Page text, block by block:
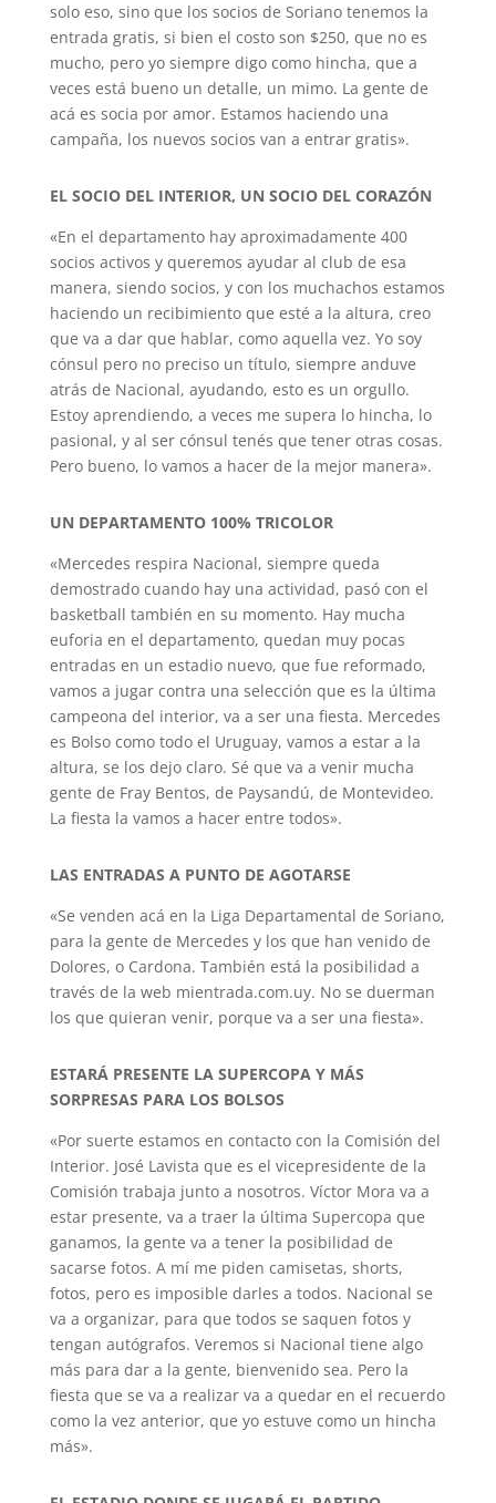
solo eso, sino que los socios de Soriano tenemos la
entrada gratis, si bien el costo son $250, que no es
mucho, pero yo siempre digo como hincha, que a
veces está bueno un detalle, un mimo. La gente de
acá es socia por amor. Estamos haciendo una
campaña, los nuevos socios van a entrar gratis».
EL SOCIO DEL INTERIOR, UN SOCIO DEL CORAZÓN
«En el departamento hay aproximadamente 400
socios activos y queremos ayudar al club de esa
manera, siendo socios, y con los muchachos estamos
haciendo un recibimiento que esté a la altura, creo
que va a dar que hablar, como aquella vez. Yo soy
cónsul pero no preciso un título, siempre anduve
atrás de Nacional, ayudando, esto es un orgullo.
Estoy aprendiendo, a veces me supera lo hincha, lo
pasional, y al ser cónsul tenés que tener otras cosas.
Pero bueno, lo vamos a hacer de la mejor manera».
UN DEPARTAMENTO 100% TRICOLOR
«Mercedes respira Nacional, siempre queda
demostrado cuando hay una actividad, pasó con el
basketball también en su momento. Hay mucha
euforia en el departamento, quedan muy pocas
entradas en un estadio nuevo, que fue reformado,
vamos a jugar contra una selección que es la última
campeona del interior, va a ser una fiesta. Mercedes
es Bolso como todo el Uruguay, vamos a estar a la
altura, se los dejo claro. Sé que va a venir mucha
gente de Fray Bentos, de Paysandú, de Montevideo.
La fiesta la vamos a hacer entre todos».
LAS ENTRADAS A PUNTO DE AGOTARSE
«Se venden acá en la Liga Departamental de Soriano,
para la gente de Mercedes y los que han venido de
Dolores, o Cardona. También está la posibilidad a
través de la web mientrada.com.uy. No se duerman
los que quieran venir, porque va a ser una fiesta».
ESTARÁ PRESENTE LA SUPERCOPA Y MÁS
SORPRESAS PARA LOS BOLSOS
«Por suerte estamos en contacto con la Comisión del
Interior. José Lavista que es el vicepresidente de la
Comisión trabaja junto a nosotros. Víctor Mora va a
estar presente, va a traer la última Supercopa que
ganamos, la gente va a tener la posibilidad de
sacarse fotos. A mí me piden camisetas, shorts,
fotos, pero es imposible darles a todos. Nacional se
va a organizar, para que todos se saquen fotos y
tengan autógrafos. Veremos si Nacional tiene algo
más para dar a la gente, bienvenido sea. Pero la
fiesta que se va a realizar va a quedar en el recuerdo
como la vez anterior, que yo estuve como un hincha
más».